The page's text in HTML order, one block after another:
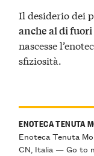
ENOTECA TENUTA
Enoteca Tenuta
CN, Italia — Go to
Il desiderio dei
anche al di
nascesse
sfiziosità.